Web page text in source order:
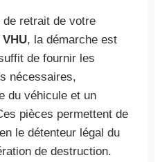
retrait de votre
, la démarche est
de fournir les
nécessaires,
du véhicule et un
pièces permettent de
le détenteur légal du
de destruction.